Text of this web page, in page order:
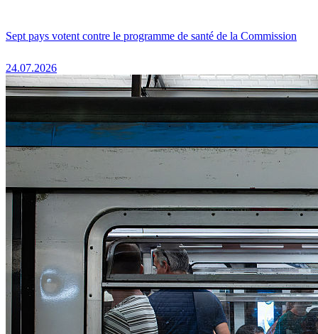
Sept pays votent contre le programme de santé de la Commission
24.07.2026